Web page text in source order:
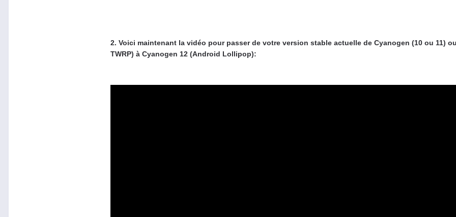
2. Voici maintenant la vidéo pour passer de votre version stable actuelle de Cyanogen (10 ou 11)
TWRP) à Cyanogen 12 (Android Lollipop):